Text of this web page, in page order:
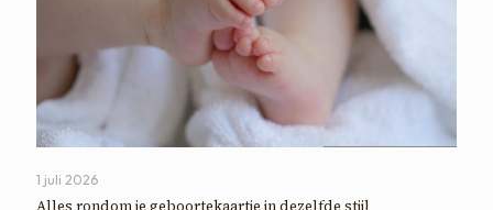
1 juli 2026
Alles rondom je geboortekaartje in dezelfde stijl